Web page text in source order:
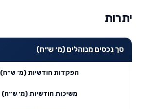
יתרות
סך נכסים מנוהלים (מ׳ ש״ח)
הפקדות חודשיות (מ׳ ש״ח)
משיכות חודשיות (מ׳ ש״ח)